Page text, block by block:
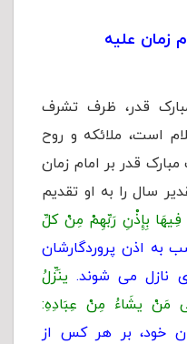
زمان علیه
قدر، ظرف تشرف
است، ملائکه و روح
قدر بر امام زمان
سال را به او تقدیم
فِیهَا بِإِذْنِ رَبِّهِمْ مِنْ کلِّ
به اذن پروردگارشان
نازل می شوند. ینَزِّلُ
مَنْ یشَاءُ مِنْ عِبَادِهِ:
خود، بر هر کس از